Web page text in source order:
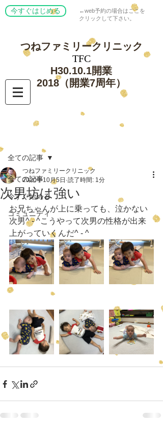
今すぐはじめる
←web予約の場合はここを
クリックして下さい。
つねファミリークリニック
​TFC
​H30.10.1開業
​2018（開業7周年）
全ての記事
今すぐ始める
コミュニティ
全ての記事
次男坊は強い
つねファミリークリニック
2020年10月5日 読了時間: 1分
お兄ちゃんが上に乗っても、泣かない
次男^ - ^こうやって次男の性格が出来
上がっていくんだ^ - ^